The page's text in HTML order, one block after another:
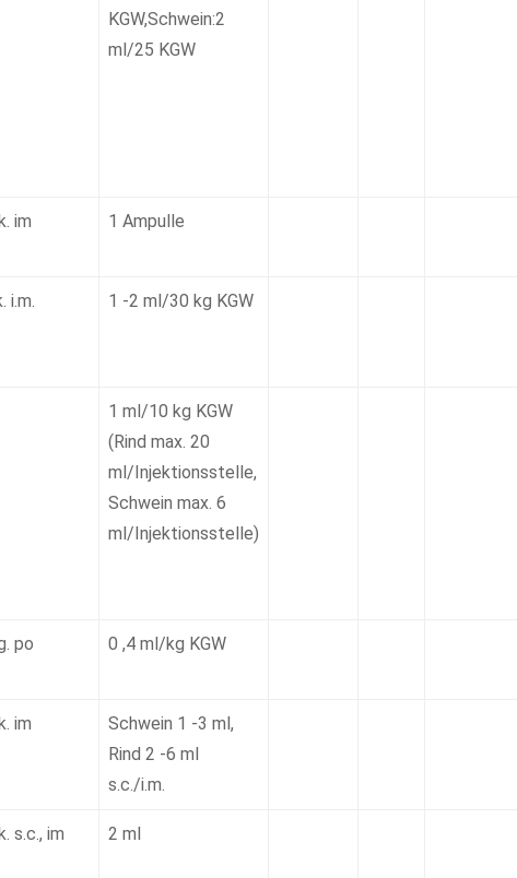
KGW,Schwein:2
ml/25 KGW
im 1 Ampulle
i.m. 1 -2 ml/30 kg KGW
1 ml/10 kg KGW
(Rind max. 20
ml/Injektionsstelle,
Schwein max. 6
ml/Injektionsstelle)
po 0 ,4 ml/kg KGW
im
Schwein 1 -3 ml,
Rind 2 -6 ml
s.c./i.m.
s.c., im 2 ml